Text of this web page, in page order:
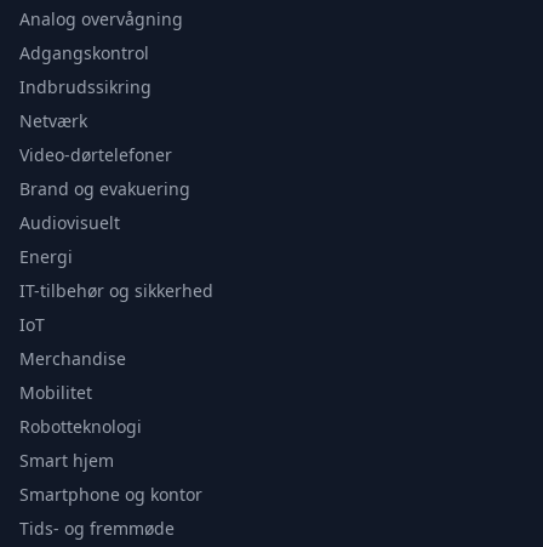
Analog overvågning
Adgangskontrol
Indbrudssikring
Netværk
Video-dørtelefoner
Brand og evakuering
Audiovisuelt
Energi
IT-tilbehør og sikkerhed
IoT
Merchandise
Mobilitet
Robotteknologi
Smart hjem
Smartphone og kontor
Tids- og fremmøde